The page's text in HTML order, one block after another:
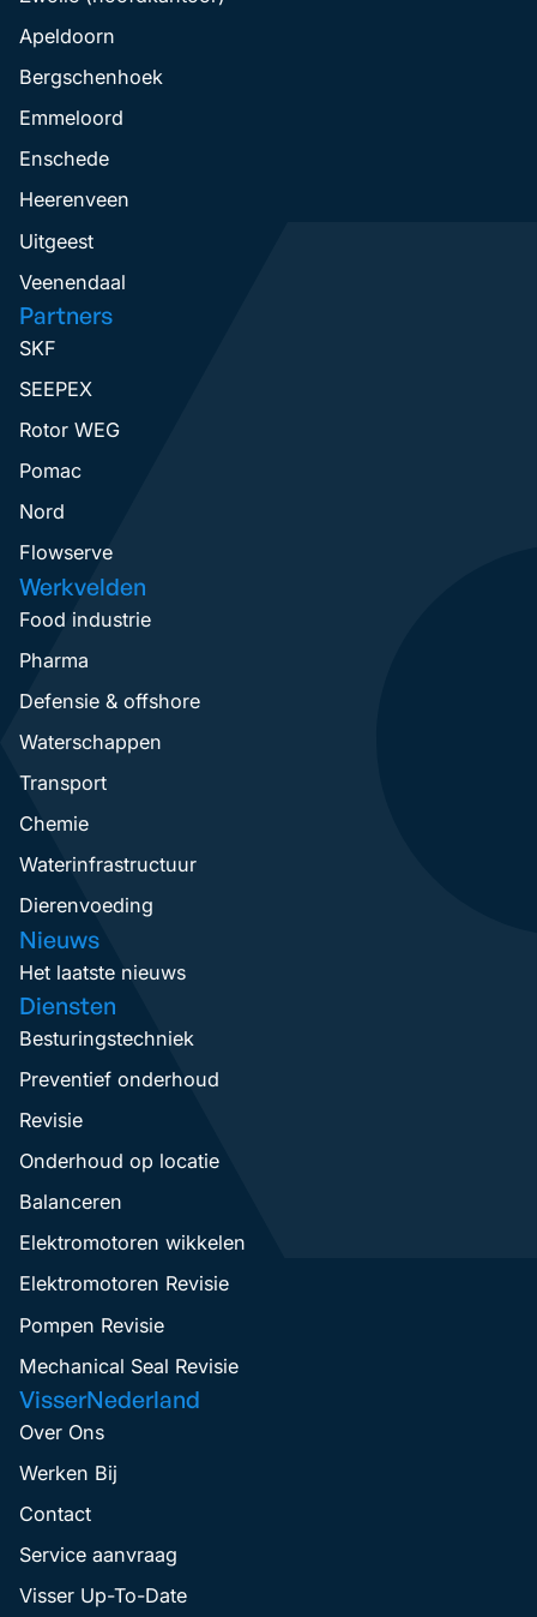
Apeldoorn
Bergschenhoek
Emmeloord
Enschede
Heerenveen
Uitgeest
Veenendaal
Partners
SKF
SEEPEX
Rotor WEG
Pomac
Nord
Flowserve
Werkvelden
Food industrie
Pharma
Defensie & offshore
Waterschappen
Transport
Chemie
Waterinfrastructuur
Dierenvoeding
Nieuws
Het laatste nieuws
Diensten
Besturingstechniek
Preventief onderhoud
Revisie
Onderhoud op locatie
Balanceren
Elektromotoren wikkelen
Elektromotoren Revisie
Pompen Revisie
Mechanical Seal Revisie
VisserNederland
Over Ons
Werken Bij
Contact
Service aanvraag
Visser Up-To-Date